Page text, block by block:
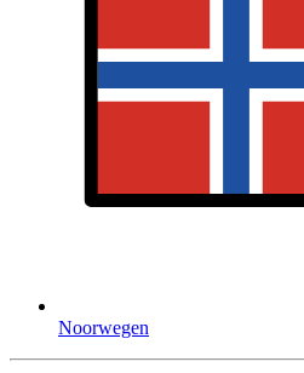
Noorwegen